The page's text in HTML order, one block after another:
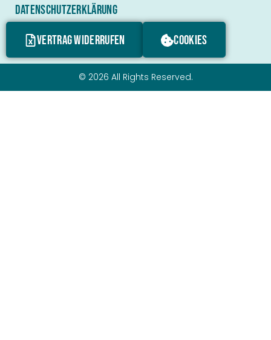
DATENSCHUTZERKLÄRUNG
VERTRAG WIDERRUFEN
COOKIES
© 2026 All Rights Reserved.